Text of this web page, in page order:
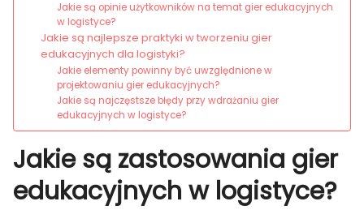
Jakie są opinie użytkowników na temat gier edukacyjnych
w logistyce?
Jakie są najlepsze praktyki w tworzeniu gier
edukacyjnych dla logistyki?
Jakie elementy powinny być uwzględnione w
projektowaniu gier edukacyjnych?
Jakie są najczęstsze błędy przy wdrażaniu gier
edukacyjnych w logistyce?
Jakie są zastosowania gier
edukacyjnych w logistyce?